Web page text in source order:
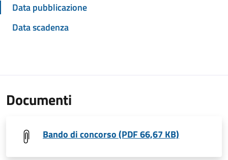
Data pubblicazione
Data scadenza
Documenti
Bando di concorso (PDF 66,67 KB)